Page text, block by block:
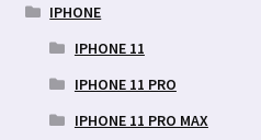
IPHONE
IPHONE 11
IPHONE 11 PRO
IPHONE 11 PRO MAX